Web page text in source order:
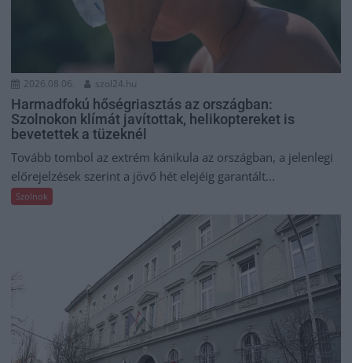
2026.08.06. szol24.hu
Harmadfokú hőségriasztás az országban:
Szolnokon klímát javítottak, helikoptereket is
bevetettek a tüzeknél
Tovább tombol az extrém kánikula az országban, a jelenlegi
előrejelzések szerint a jövő hét elejéig garantált...
Szolnok